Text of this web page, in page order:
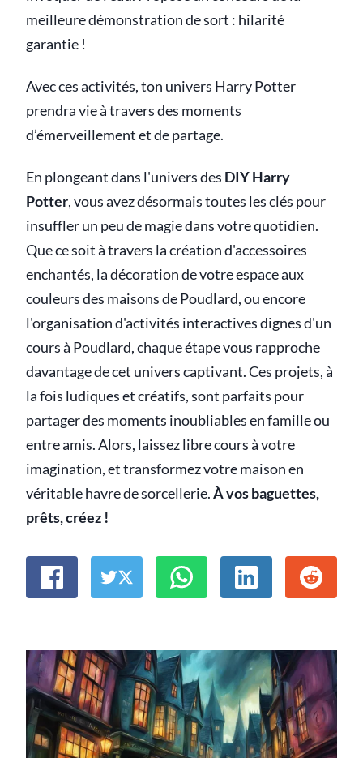
meilleure démonstration de sort : hilarité
garantie !
Avec ces activités, ton univers Harry Potter
prendra vie à travers des moments
d’émerveillement et de partage.
En plongeant dans l'univers des DIY Harry
Potter, vous avez désormais toutes les clés pour
insuffler un peu de magie dans votre quotidien.
Que ce soit à travers la création d'accessoires
enchantés, ladécorationde votre espace aux
couleurs des maisons de Poudlard, ou encore
l'organisation d'activités interactives dignes d'un
cours à Poudlard, chaque étape vous rapproche
davantage de cet univers captivant. Ces projets, à
la fois ludiques et créatifs, sont parfaits pour
partager des moments inoubliables en famille ou
entre amis. Alors, laissez libre cours à votre
imagination, et transformez votre maison en
véritable havre de sorcellerie.À vos baguettes,
prêts, créez !